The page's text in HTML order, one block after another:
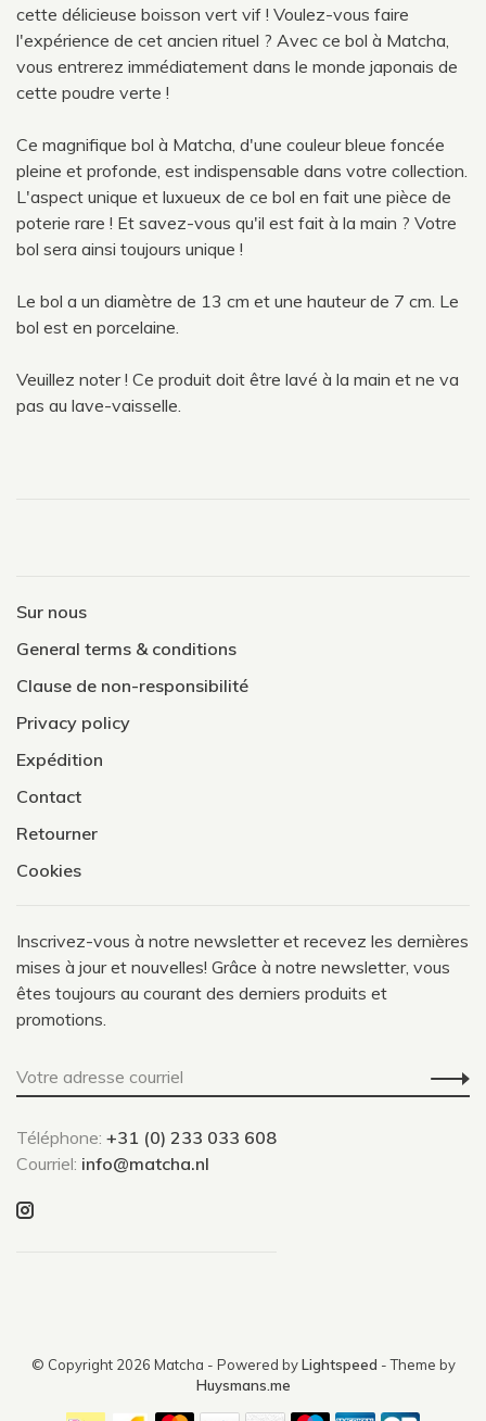
cette délicieuse boisson vert vif ! Voulez-vous faire
l'expérience de cet ancien rituel ? Avec ce bol à Matcha,
vous entrerez immédiatement dans le monde japonais de
cette poudre verte !
Ce magnifique bol à Matcha, d'une couleur bleue foncée
pleine et profonde, est indispensable dans votre collection.
L'aspect unique et luxueux de ce bol en fait une pièce de
poterie rare ! Et savez-vous qu'il est fait à la main ? Votre
bol sera ainsi toujours unique !
Le bol a un diamètre de 13 cm et une hauteur de 7 cm. Le
bol est en porcelaine.
Veuillez noter ! Ce produit doit être lavé à la main et ne va
pas au lave-vaisselle.
Sur nous
General terms & conditions
Clause de non-responsibilité
Privacy policy
Expédition
Contact
Retourner
Cookies
Inscrivez-vous à notre newsletter et recevez les dernières
mises à jour et nouvelles! Grâce à notre newsletter, vous
êtes toujours au courant des derniers produits et
promotions.
Téléphone: +31 (0) 233 033 608
Courriel: info@matcha.nl
© Copyright 2026 Matcha - Powered byLightspeed - Theme by
Huysmans.me